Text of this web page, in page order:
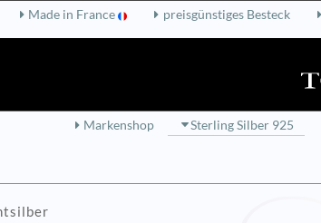
Made in France preisgünstiges Besteck
Markenshop Sterling Silber 925